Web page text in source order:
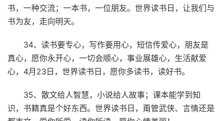
书，一种交流；一本书，一位朋友。世界读书日，让我们与
书为友，走向明天。
34、读书要专心，写作要用心，短信传爱心，朋友是
真心，愿你永开心，一切会顺心，事业展雄心，生活献爱
心，4月23日，世界读书日，愿你多读书，读好书。
35、散文给人智慧，小说给人故事；课本能学到知
识，书籍真是个好东西。世界读书日，甭管武侠、言情还是